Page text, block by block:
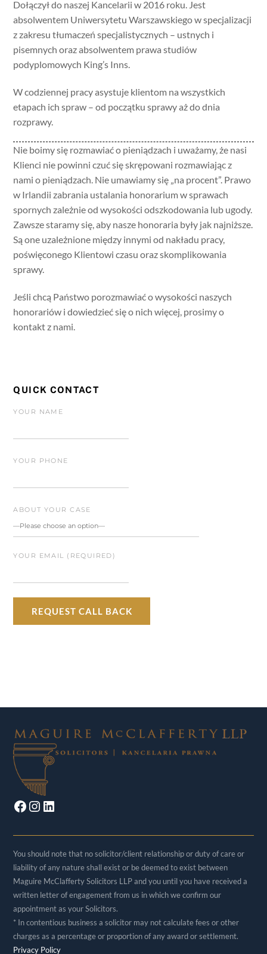
Dołączył do naszej Kancelarii w 2016 roku. Jest
absolwentem Uniwersytetu Warszawskiego w specjalizacji
z zakresu tłumaczeń specjalistycznych – ustnych i
pisemnych oraz absolwentem prawa studiów
podyplomowych King’s Inns.
W codziennej pracy asystuje klientom na wszystkich
etapach ich spraw – od początku sprawy aż do dnia
rozprawy.
Nie boimy się rozmawiać o pieniądzach i uważamy, że nasi
Klienci nie powinni czuć się skrępowani rozmawiając z
nami o pieniądzach. Nie umawiamy się „na procent”. Prawo
w Irlandii zabrania ustalania honorarium w sprawach
spornych zależnie od wysokości odszkodowania lub ugody.
Zawsze staramy się, aby nasze honoraria były jak najniższe.
Są one uzależnione między innymi od nakładu pracy,
poświęconego Klientowi czasu oraz skomplikowania
sprawy.
Jeśli chcą Państwo porozmawiać o wysokości naszych
honorariów i dowiedzieć się o nich więcej, prosimy o
kontakt z nami.
QUICK CONTACT
YOUR NAME
YOUR PHONE
ABOUT YOUR CASE
YOUR EMAIL (REQUIRED)
Facebook
Instagram
LinkedIn
You should note that no solicitor/client relationship or duty of care or
liability of any nature shall exist or be deemed to exist between
Maguire McClafferty Solicitors LLP and you until you have received a
written letter of engagement from us in which we confirm our
appointment as your Solicitors.
* In contentious business a solicitor may not calculate fees or other
charges as a percentage or proportion of any award or settlement.
Privacy Policy